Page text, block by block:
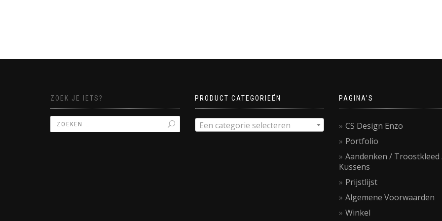
ZOEK JE IETS? PRODUCT CATEGORIEËN
Een categorie selecteren
PAGINA’S
CS Design Enzo
Portfolio
Aandenken / Troostkleed
Kussens
Prijstlijst
Algemene Voorwaarden
Winkel